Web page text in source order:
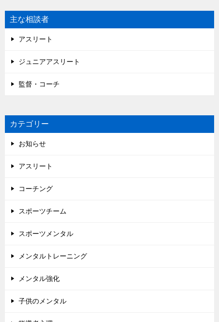
主な相談者
アスリート
ジュニアアスリート
監督・コーチ
カテゴリー
お知らせ
アスリート
コーチング
スポーツチーム
スポーツメンタル
メンタルトレーニング
メンタル強化
子供のメンタル